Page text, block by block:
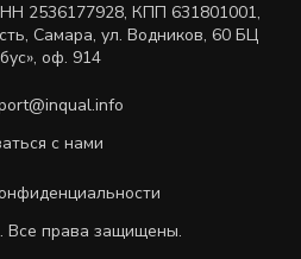
2536177928, КПП 631801001,
Самара, ул. Водников, 60 БЦ
оф. 914
с нами
Все права защищены.